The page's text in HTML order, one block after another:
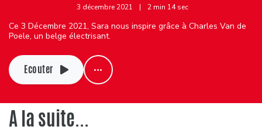
3 décembre 2021 | 2 min 14 sec
Ce 3 Décembre 2021, Sara nous inspire grâce à Charles Van de
Poele, un belge électrisant.
Ecouter
A la suite...